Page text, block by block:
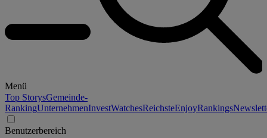
Menü
Top StorysGemeinde-
RankingUnternehmenInvestWatchesReichsteEnjoyRankings
Benutzerbereich